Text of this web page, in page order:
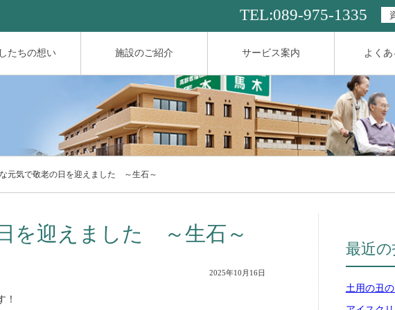
たちの想い 施設のご紹介 サービス案内 よくあ
TEL:089-975-1335
元気で敬老の日を迎えました ～生石～
を迎えました ～生石～
2025年10月16日
！
最近
土用の丑